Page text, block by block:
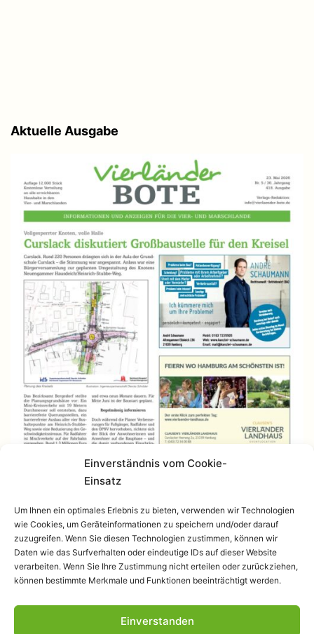
Einverständnis vom Cookie-
Einsatz
Um Ihnen ein optimales Erlebnis zu bieten, verwenden wir Technologien
wie Cookies, um Geräteinformationen zu speichern und/oder darauf
zuzugreifen. Wenn Sie diesen Technologien zustimmen, können wir
Daten wie das Surfverhalten oder eindeutige IDs auf dieser Website
verarbeiten. Wenn Sie Ihre Zustimmung nicht erteilen oder zurückziehen,
können bestimmte Merkmale und Funktionen beeinträchtigt werden.
Einverstanden
Aktuelle Ausgabe